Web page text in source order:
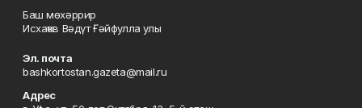
Баш мөхәррир
Исхаҡов Вәдүт Ғәйфулла улы
Эл. почта
bashkortostan.gazeta@mail.ru
Адрес